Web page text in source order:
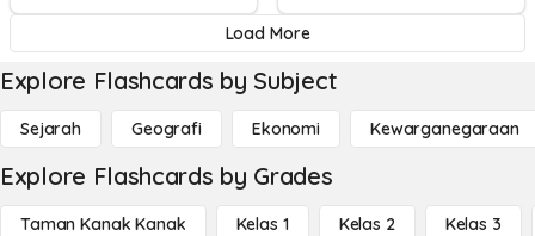
Load More
Explore Flashcards by Subject
Sejarah Geografi Ekonomi Kewarganegaraan
Explore Flashcards by Grades
Taman Kanak Kanak Kelas 1 Kelas 2 Kelas 3